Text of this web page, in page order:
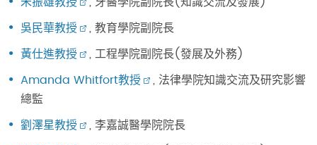
吳民華教授 , 教育學院副院長
黃仕進教授 , 工程學院副院長(發展及外務)
Amanda Whitfort教授
, 法律學院知識交流及研究影響
總監
劉澤星教授 , 李嘉誠醫學院院長